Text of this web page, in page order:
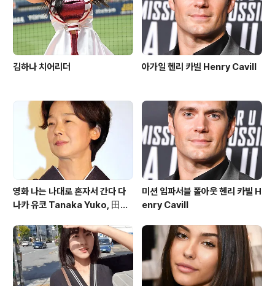
김하나 치어리더 아가일 헨리 카빌 Henry Cavill
영화 나는 나대로 혼자서 간다 다
나카 유코 Tanaka Yuko, 田中
미션 임파서블 폴아웃 헨리 카빌 H
enry Cavill